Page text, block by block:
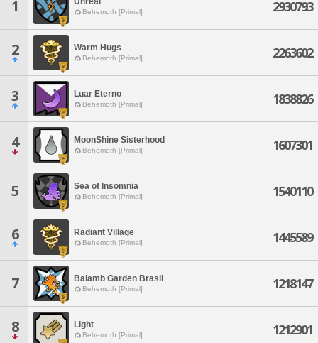
1 Behemoth [Primal] 2930793
2 Warm Hugs
Behemoth [Primal] 2263602
3 Luar Eterno
Behemoth [Primal] 1838826
4 MoonShine Sisterhood
Behemoth [Primal] 1607301
5 Sea of Insomnia
Behemoth [Primal] 1540110
6 Radiant Village
Behemoth [Primal] 1445589
7 Balamb Garden Brasil
Behemoth [Primal] 1218147
8 Light
Behemoth [Primal] 1212901